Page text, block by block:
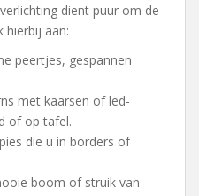
dient puur om de
hierbij aan:
peertjes, gespannen
met kaarsen of led-
of op tafel.
die u in borders of
boom of struik van